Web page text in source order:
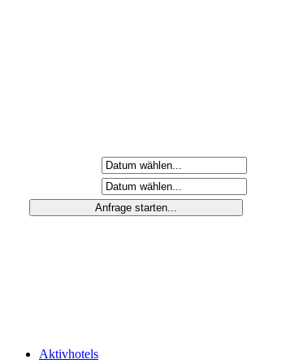
Aktivhotels